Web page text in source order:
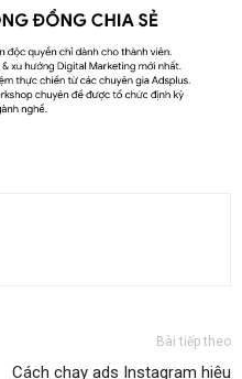
Bài tiếp theo
Cách chạy ads Instagram hiệu